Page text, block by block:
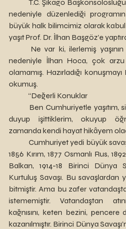
nedeniyle düzenlediği programın
büyük halk bilimcimiz olarak
yaşıt Prof. Dr. İlhan Başgöz’e
nedeniyle İlhan Hoca, çok arzu
olamamış. Hazırladığı
okumuş.
	“Değerli Konuklar
duyup işittiklerim, okuyup
zamanda kendi hayat hikâyem
1856 Kırım, 1877 Osmanlı Rus,
Balkan, 1914-18 Birinci Dünya
Kurtuluş Savaşı. Bu savaşlardan
bitmiştir. Ama bu zafer
istememiştir. Vatandaştan
kağnısını, keten bezini,
kazanılmıştır. Birinci Dünya